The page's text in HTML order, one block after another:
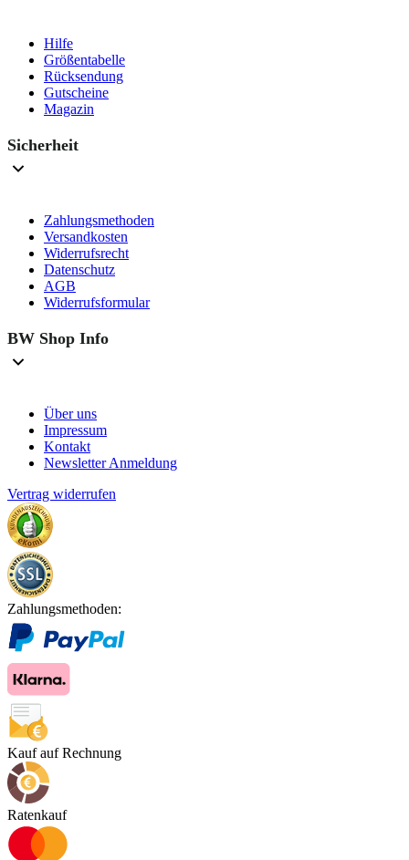
Hilfe
Größentabelle
Rücksendung
Gutscheine
Magazin
Sicherheit
Zahlungsmethoden
Versandkosten
Widerrufsrecht
Datenschutz
AGB
Widerrufsformular
BW Shop Info
Über uns
Impressum
Kontakt
Newsletter Anmeldung
Vertrag widerrufen
Zahlungsmethoden:
Kauf auf Rechnung
Ratenkauf